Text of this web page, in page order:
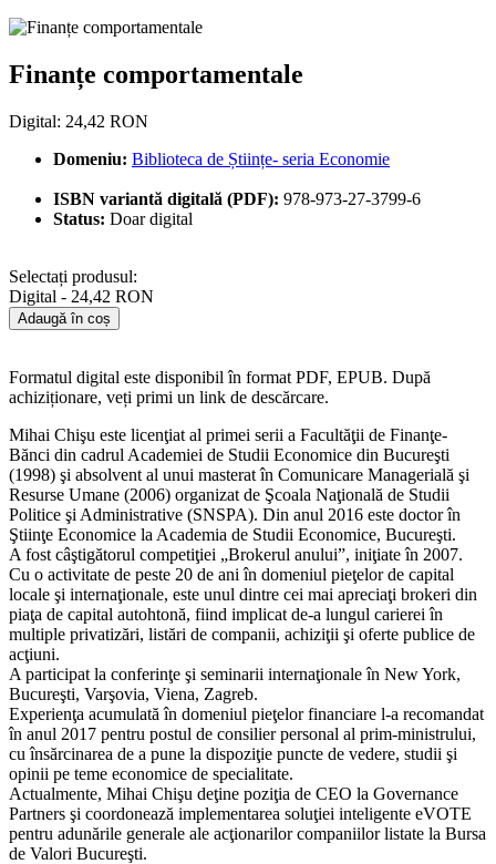
Finanțe comportamentale
Finanțe comportamentale
Digital: 24,42 RON
Domeniu: Biblioteca de Științe- seria Economie
ISBN variantă digitală (PDF): 978-973-27-3799-6
Status: Doar digital
Selectați produsul:
Digital - 24,42 RON
Adaugă în coș
Formatul digital este disponibil în format PDF, EPUB. După
achiziționare, veți primi un link de descărcare.
Mihai Chişu este licenţiat al primei serii a Facultăţii de Finanţe-
Bănci din cadrul Academiei de Studii Economice din Bucureşti
(1998) şi absolvent al unui masterat în Comunicare Managerială şi
Resurse Umane (2006) organizat de Şcoala Naţională de Studii
Politice şi Administrative (SNSPA). Din anul 2016 este doctor în
Ştiinţe Economice la Academia de Studii Economice, Bucureşti.
A fost câştigătorul competiţiei „Brokerul anului”, iniţiate în 2007.
Cu o activitate de peste 20 de ani în domeniul pieţelor de capital
locale şi internaţionale, este unul dintre cei mai apreciaţi brokeri din
piaţa de capital autohtonă, fiind implicat de-a lungul carierei în
multiple privatizări, listări de companii, achiziţii şi oferte publice de
acţiuni.
A participat la conferinţe şi seminarii internaţionale în New York,
Bucureşti, Varşovia, Viena, Zagreb.
Experienţa acumulată în domeniul pieţelor financiare l-a recomandat
în anul 2017 pentru postul de consilier personal al prim-ministrului,
cu însărcinarea de a pune la dispoziţie puncte de vedere, studii şi
opinii pe teme economice de specialitate.
Actualmente, Mihai Chişu deţine poziţia de CEO la Governance
Partners şi coordonează implementarea soluţiei inteligente eVOTE
pentru adunările generale ale acţionarilor companiilor listate la Bursa
de Valori Bucureşti.